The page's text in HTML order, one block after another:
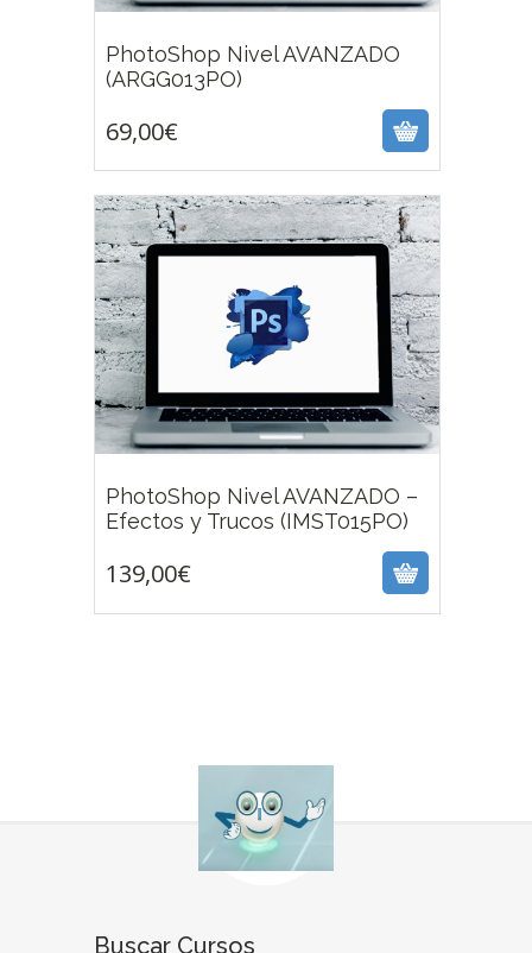
PhotoShop Nivel AVANZADO
(ARGG013PO)
69,00€
69,00 €
PhotoShop Nivel AVANZADO –
Efectos y Trucos (IMST015PO)
139,00€
139,00€
Buscar Cursos